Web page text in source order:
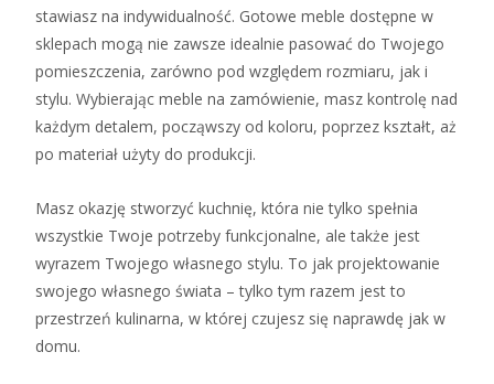
stawiasz na indywidualność. Gotowe meble dostępne w
sklepach mogą nie zawsze idealnie pasować do Twojego
pomieszczenia, zarówno pod względem rozmiaru, jak i
stylu. Wybierając meble na zamówienie, masz kontrolę nad
każdym detalem, począwszy od koloru, poprzez kształt, aż
po materiał użyty do produkcji.
Masz okazję stworzyć kuchnię, która nie tylko spełnia
wszystkie Twoje potrzeby funkcjonalne, ale także jest
wyrazem Twojego własnego stylu. To jak projektowanie
swojego własnego świata – tylko tym razem jest to
przestrzeń kulinarna, w której czujesz się naprawdę jak w
domu.